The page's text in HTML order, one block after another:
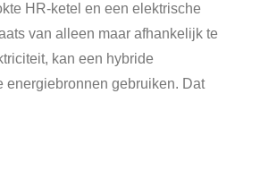
HR-ketel en een elektrische
van alleen maar afhankelijk te
kan een hybride
energiebronnen gebruiken. Dat